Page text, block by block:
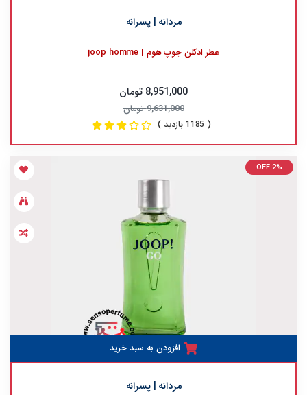
مردانه | پسرانه
عطر ادکلن جوپ هوم | joop homme
8,951,000 تومان
9,631,000 تومان
( 1185 بازدید )
OFF 2%
افزودن به سبد خرید
مردانه | پسرانه